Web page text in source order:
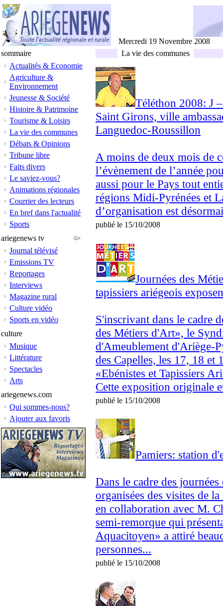
Mercredi 19 Novembre 2008
sommaire
Actualités & Economie
Agriculture &
Environnement
Jeunesse & Société
Histoire & Patrimoine
Tourisme & Loisirs
La vie des communes
Débats & Opinions
Tribune libre
Faits divers
Le saviez-vous?
Animations régionales
Courrier des lecteurs
En bref dans l'actualité
Sports
ariegenews tv
Journal télévisé
Emissions TV
Reportages
Interviews
Magazine rural
Culture vidéo
Sports en vidéo
culture
Musique
Littérature
Spectacles
Arts
ariegenews.com
Qui sommes-nous?
Ajouter aux favoris
La vie des communes
Téléthon 2008: J
Saint Girons, ville
Languedoc-Roussillon
A moins de deux mois de
l’évènement de l’année
aussi pour le Pays tout
régions Midi-Pyrénées et
d’organisation est
publié le 15/10/2008
Journées des
tapissiers ariégeois
S'inscrivant dans le cadre
des Métiers d'Art», le
d'Ameublement d'Ariège-
des Capelles, les 17, 18
«Ebénistes et Tapissiers
Cette exposition originale
publié le 15/10/2008
Pamiers: station
Dans le cadre des
organisées des visites de
en collaboration avec M.
semi-remorque qui
Aquacitoyen» a attiré
personnes...
publié le 15/10/2008